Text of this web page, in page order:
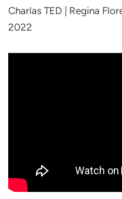
Charlas TED | Regina
2022